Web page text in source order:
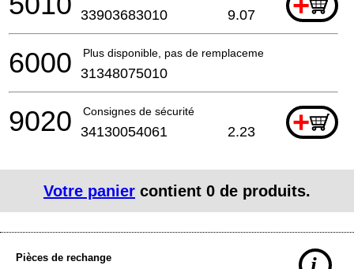
33903683010 9.07
Plus disponible, pas de remplacement
6000 31348075010
Consignes de sécurité +
9020 34130054061 2.23
Votre panier contient 0 de produits.
Pièces de rechange